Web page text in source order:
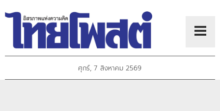
ศุกร์, 7 สิงหาคม 2569